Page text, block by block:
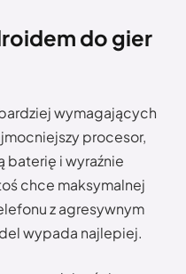
do gier
wymagających
procesor,
baterię i wyraźnie
chce maksymalnej
z agresywnym
wypada najlepiej.